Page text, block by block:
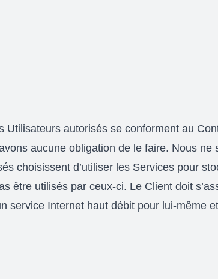
autorisés se conforment au
aucune obligation de le faire. Nous
choisissent d’utiliser les Services pour
être utilisés par ceux-ci. Le Client doit
Internet haut débit pour lui-même